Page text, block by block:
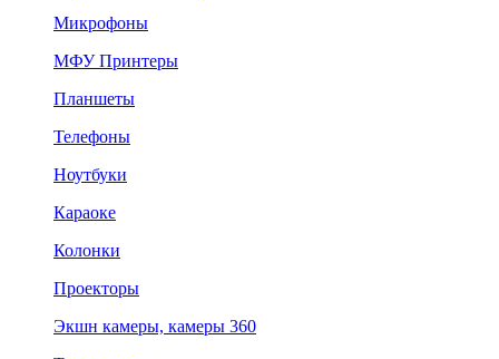
Микрофоны
МФУ Принтеры
Планшеты
Телефоны
Ноутбуки
Караоке
Колонки
Проекторы
Экшн камеры, камеры 360